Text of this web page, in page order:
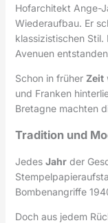
Hofarchitekt Ange-
Wiederaufbau. Er
klassizistischen
Avenuen
Schon in früher Zeit
und Franken
Bretagne machten
Tradition und
Jedes Jahrder
Bombenangriffe
Doch aus jedem